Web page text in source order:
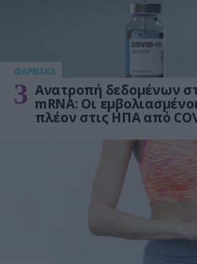
ΦΑΡΜΑΚΑ
3 Ανατροπή δεδομένων
mRNA: Οι
πλέον στις ΗΠΑ από